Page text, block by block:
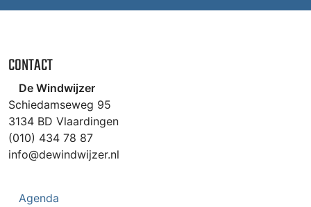
CONTACT
De Windwijzer
Schiedamseweg 95
3134 BD Vlaardingen
(010) 434 78 87
info@dewindwijzer.nl
Agenda